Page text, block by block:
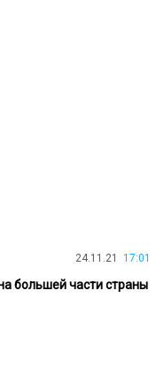
24.11.21 17:01
большей части страны